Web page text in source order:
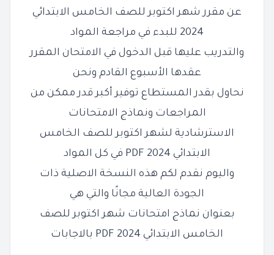
عن مقرر شهر اكتوبر للصف الخامس الابتدائي
2024 للبدء في مراجعة المواد
والتدريب عليها قبل الدخول في الامتحان المقرر
عقدها الأسبوع القادم ونحن
نحاول بقدر المستطاع توفير أكبر قدر ممكن من
المراجعات ونماذج الامتحانات
الاسترشادية لشهر اكتوبر للصف الخامس
الابتدائي 2024 PDF في كل المواد
واليوم نقدم لكم هذه النسخة الاصلية ذات
الجودة العالية مجانًا والتي هي
بعنوان نماذج امتحانات شهر اكتوبر للصف
الخامس الابتدائي 2024 PDF بالاجابات